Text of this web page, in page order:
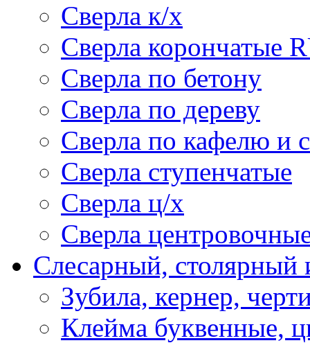
Сверла к/х
Сверла корончатые
Сверла по бетону
Сверла по дереву
Сверла по кафелю и
Сверла ступенчатые
Сверла ц/х
Сверла
Слесарный, столярный
Зубила, кернер,
Клейма буквенные,